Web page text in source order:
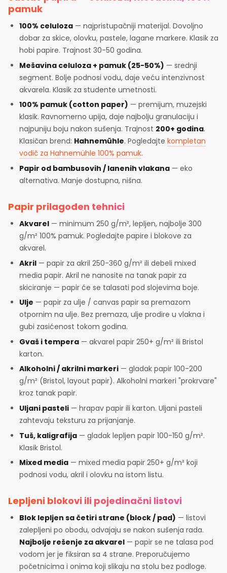
pamuk
100% celuloza — najpristupačniji materijal. Dovoljno
dobar za skice, olovku, pastele, lagane markere. Klasik za
hobi papire. Trajnost 30-50 godina.
Mešavina celuloza + pamuk (25-50%) — srednji
segment. Bolje podnosi vodu, daje veću intenzivnost
akvarela. Klasik za studente umetnosti.
100% pamuk (cotton paper) — premijum, muzejski
klasik. Ravnomerno upija, daje najbolju granulaciju i
najpuniju boju nakon sušenja. Trajnost 200+ godina.
Klasičan brend: Hahnemühle. Pogledajtekompletan
vodič za Hahnemühle 100% pamuk.
Papir od bambusovih / lanenih vlakana — eko
alternativa. Manje dostupna, nišna.
Papir prilagođen tehnici
Akvarel — minimum 250 g/m², lepljen, najbolje 300
g/m² 100% pamuk. Pogledajte papire i blokove za
akvarel.
Akril — papir za akril 250-360 g/m² ili debeli mixed
media papir. Akril ne nanosite na tanak papir za
skiciranje — papir će se talasati pod slojevima boje.
Ulje — papir za ulje / canvas papir sa premazom
otpornim na ulje. Bez premaza, ulje prodire u vlakna i
gubi zasićenost tokom godina.
Gvaš i tempera — akvarel papir 250+ g/m² ili Bristol
karton.
Alkoholni / akrilni markeri — gladak papir 100-200
g/m² (Bristol, layout papir). Alkoholni markeri "prokrvare"
kroz tanak papir.
Uljani pasteli — hrapav papir ili karton. Uljani pasteli
zahtevaju teksturu za prijanjanje.
Tuš, kaligrafija — gladak lepljen papir 100-150 g/m².
Klasik Bristol.
Mixed media — mixed media papir 250+ g/m² koji
podnosi vodu, akril i olovku na istom listu.
Lepljeni blokovi ili pojedinačni listovi
Blok lepljen sa četiri strane (block / pad) — listovi
zalepljeni po obodu, odvajaju se nakon sušenja rada.
Najbolje rešenje za akvarel — papir se ne talasa pod
vodom jer je fiksiran sa 4 strane. Preporučujemo
početnicima i onima koji slikaju na stolu bez podloge.